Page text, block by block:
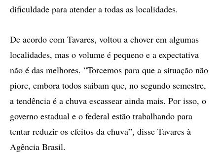
dificuldade para atender a todas as localidades.
De acordo com Tavares, voltou a chover em algumas
localidades, mas o volume é pequeno e a expectativa
não é das melhores. “Torcemos para que a situação não
piore, embora todos saibam que, no segundo semestre,
a tendência é a chuva escassear ainda mais. Por isso, o
governo estadual e o federal estão trabalhando para
tentar reduzir os efeitos da chuva”, disse Tavares à
Agência Brasil.